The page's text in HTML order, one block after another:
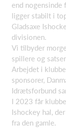
end nogensinde
ligger stabilt i
Gladsaxe
divisionen.
Vi tilbyder
spillere og
Arbejdet i
sponsorer,
Idrætsforbund
I 2023 får
Ishockey hal,
fra den gamle.